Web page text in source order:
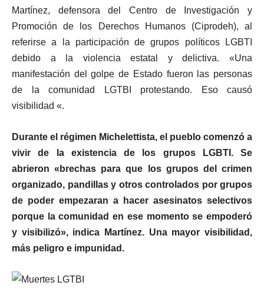
Martínez, defensora del Centro de Investigación y
Promoción de los Derechos Humanos (Ciprodeh), al
referirse a la participación de grupos políticos LGBTI
debido a la violencia estatal y delictiva. «Una
manifestación del golpe de Estado fueron las personas
de la comunidad LGTBI protestando. Eso causó
visibilidad «.
Durante el régimen Michelettista, el pueblo comenzó a
vivir de la existencia de los grupos LGBTI. Se
abrieron «brechas para que los grupos del crimen
organizado, pandillas y otros controlados por grupos
de poder empezaran a hacer asesinatos selectivos
porque la comunidad en ese momento se empoderó
y visibilizó», indica Martínez. Una mayor visibilidad,
más peligro e impunidad.